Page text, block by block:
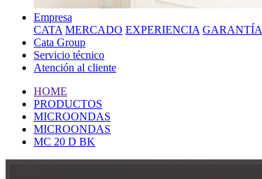
Empresa
CATA MERCADO EXPERIENCIA GARANTÍA
Cata Group
Servicio técnico
Atención al cliente
HOME
PRODUCTOS
MICROONDAS
MICROONDAS
MC 20 D BK